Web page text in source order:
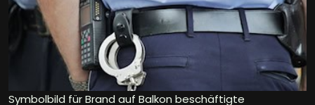
Symbolbild für Brand auf Balkon beschäftigte